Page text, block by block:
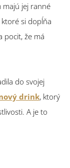
majú jej ranné
ktoré si dopĺňa
pocit, že má
do svojej
drink, ktorý
A je to